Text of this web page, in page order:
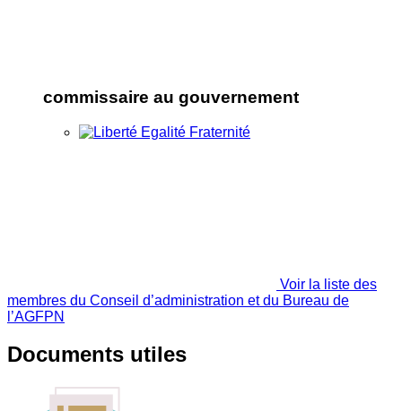
commissaire au gouvernement
Voir la liste des
membres du Conseil d’administration et du Bureau de
l’AGFPN
Documents utiles